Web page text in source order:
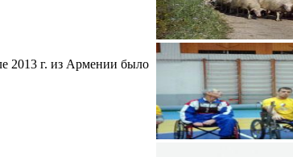
2013 г. из Армении было